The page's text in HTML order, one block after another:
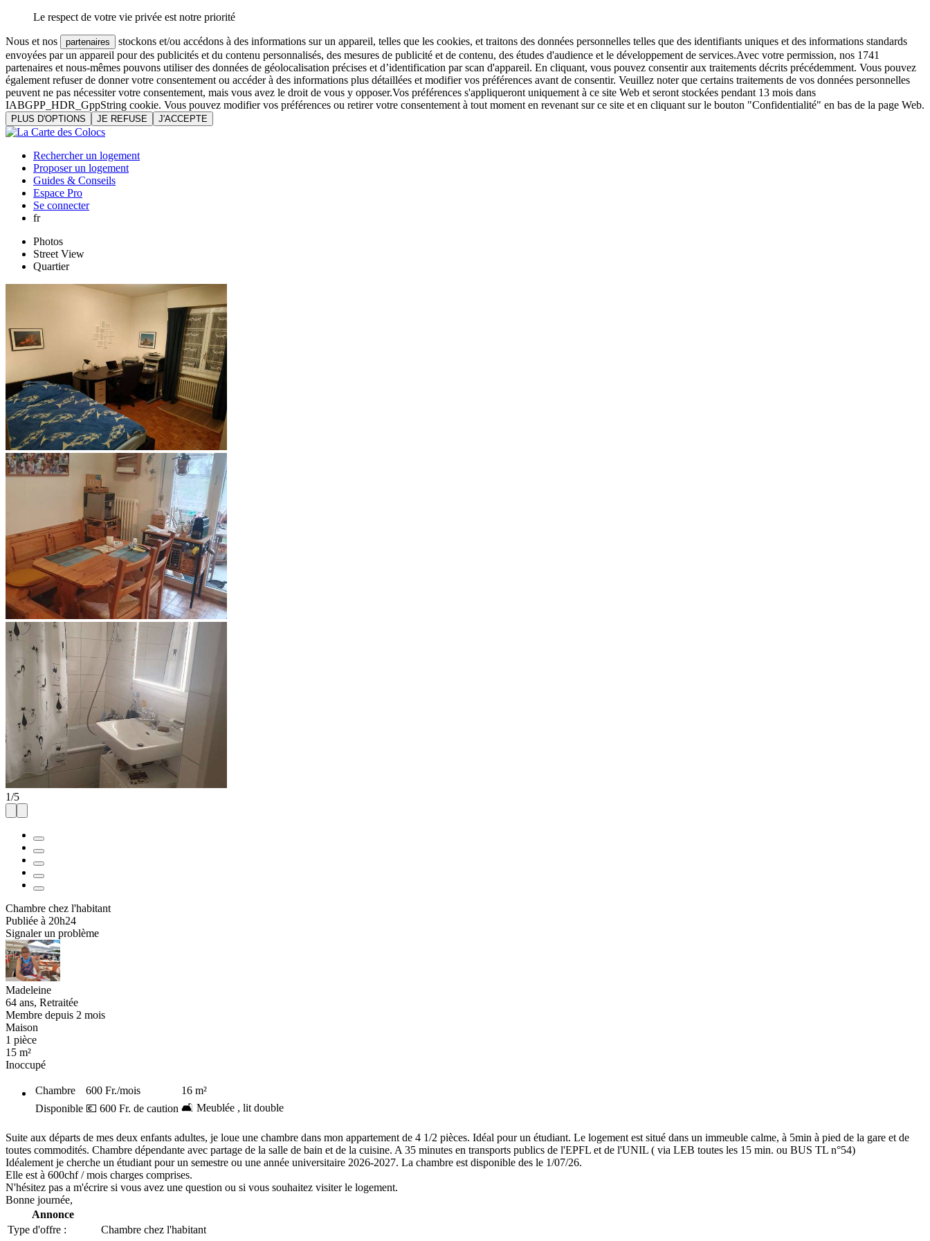
Le respect de votre vie privée est notre priorité
Nous et nos partenaires
stockons et/ou accédons à des informations sur un appareil, telles que les cookies, et traitons des données personnelles telles que des identifiants uniques et des informations standards
envoyées par un appareil pour des publicités et du contenu personnalisés, des mesures de publicité et de contenu, des études d'audience et le développement de services.Avec votre permission, nos 1741
partenaires et nous-mêmes pouvons utiliser des données de géolocalisation précises et d’identification par scan d'appareil. En cliquant, vous pouvez consentir aux traitements décrits précédemment. Vous pouvez
également refuser de donner votre consentement ou accéder à des informations plus détaillées et modifier vos préférences avant de consentir. Veuillez noter que certains traitements de vos données personnelles
peuvent ne pas nécessiter votre consentement, mais vous avez le droit de vous y opposer.Vos préférences s'appliqueront uniquement à ce site Web et seront stockées pendant 13 mois dans
IABGPP_HDR_GppString cookie. Vous pouvez modifier vos préférences ou retirer votre consentement à tout moment en revenant sur ce site et en cliquant sur le bouton "Confidentialité" en bas de la page Web.
PLUS D'OPTIONS JE REFUSE J'ACCEPTE
Rechercher un logement
Proposer un logement
Guides & Conseils
Espace Pro
Se connecter
fr
Photos
Street View
Quartier
1/5
Chambre chez l'habitant
Publiée à 20h24
Signaler un problème
Madeleine
64 ans, Retraitée
Membre depuis 2 mois
Maison
1 pièce
15 m²
Inoccupé
Chambre 600 Fr./mois 16 m²
Disponible 💶 600 Fr. de caution 🛋️ Meublée , lit double
Suite aux départs de mes deux enfants adultes, je loue une chambre dans mon appartement de 4 1/2 pièces. Idéal pour un étudiant. Le logement est situé dans un immeuble calme, à 5min à pied de la gare et de
toutes commodités. Chambre dépendante avec partage de la salle de bain et de la cuisine. A 35 minutes en transports publics de l'EPFL et de l'UNIL ( via LEB toutes les 15 min. ou BUS TL n°54)
Idéalement je cherche un étudiant pour un semestre ou une année universitaire 2026-2027. La chambre est disponible des le 1/07/26.
Elle est à 600chf / mois charges comprises.
N'hésitez pas a m'écrire si vous avez une question ou si vous souhaitez visiter le logement.
Bonne journée,
Annonce
Type d'offre :
Chambre chez l'habitant